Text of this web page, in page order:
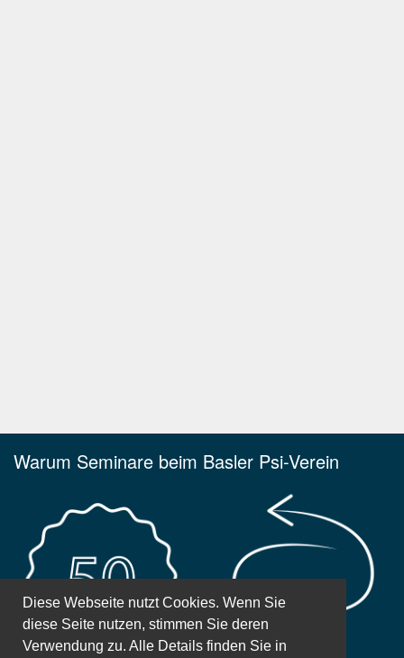
Diese Webseite nutzt Cookies. Wenn Sie
diese Seite nutzen, stimmen Sie deren
Verwendung zu. Alle Details finden Sie in
Warum Seminare beim Basler Psi-Verein